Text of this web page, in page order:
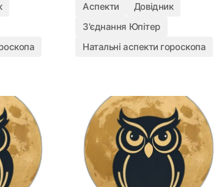
Аспекти
Довідник
З'єднання Юпітер
Натальні аспекти гороскопа